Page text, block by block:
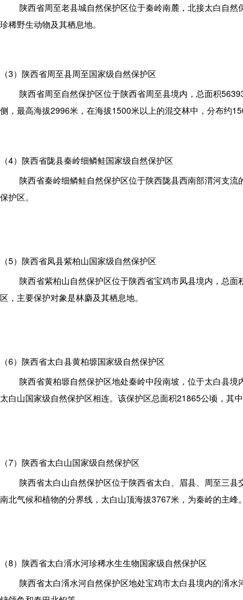
陕西省周至老县城自然保护区位于秦岭南麓，北接太白自
珍稀野生动物及其栖息地。
（3）陕西省周至县周至国家级自然保护区
陕西省周至自然保护区位于陕西省周至县境内，总面积
侧，最高海拔2996米，在海拔1500米以上的混交林中，分布约
（4）陕西省陇县秦岭细鳞鲑国家级自然保护区
陕西省秦岭细鳞鲑自然保护区位于陕西陇县西南部渭河支
保护区。
（5）陕西省凤县紫柏山国家级自然保护区
陕西省紫柏山自然保护区位于陕西省宝鸡市凤县境内，总
区，主要保护对象是林麝及其栖息地。
（6）陕西省太白县黄柏塬国家级自然保护区
陕西省黄柏塬自然保护区地处秦岭中段南坡，位于太白县
太白山国家级自然保护区相连。该保护区总面积21865公顷，其
（7）陕西省太白山国家级自然保护区
陕西省太白山自然保护区位于陕西省太白、眉县、周至三
南北气候和植物的分界线，太白山顶海拔3767米，为秦岭的主
（8）陕西省太白湑水河珍稀水生生物国家级自然保护区
陕西省太白湑水河自然保护区地处宝鸡市太白县境内的湑